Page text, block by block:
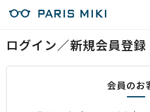
ログイン／新規会員登録
会員のお